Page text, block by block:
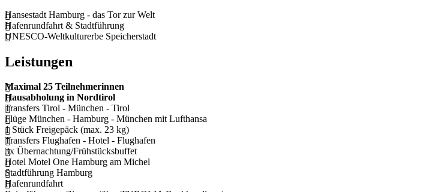
Hansestadt Hamburg - das Tor zur Welt
Hafenrundfahrt & Stadtführung
UNESCO-Weltkulturerbe Speicherstadt
Leistungen
Maximal 25 Teilnehmerinnen
Hausabholung in Nordtirol
Transfers Tirol - München - Tirol
Flüge München - Hamburg - München mit Lufthansa
1 Stück Freigepäck (max. 23 kg)
Transfers Flughafen - Hotel - Flughafen
3x Übernachtung/Frühstücksbuffet
Hotel Motel One Hamburg am Michel
Stadtführung Hamburg
Hafenrundfahrt